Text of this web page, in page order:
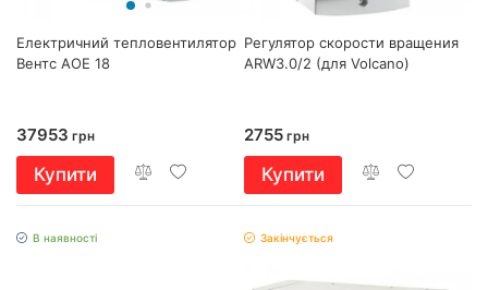
Електричний тепловентилятор
Вентс АОЕ 18
37953 грн
Купити
Регулятор скорости вращения
ARW3.0/2 (для Volcano)
2755 грн
Купити
В наявності Закінчується